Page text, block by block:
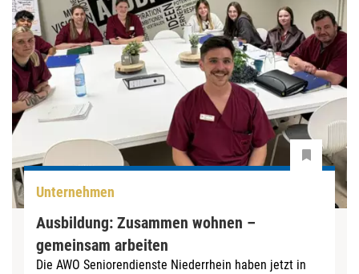
Unternehmen
Ausbildung: Zusammen wohnen –
gemeinsam arbeiten
Die AWO Seniorendienste Niederrhein haben jetzt in